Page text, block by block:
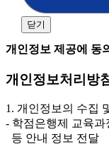
어, 해커스일본어,
원, 해커스경찰, 해
사, 해커스편입 등)
3. 개인정보 보
외하고는 회원
원이거나 상담
소비자 불만 또
닫기
개인정보 제공에 동
개인정보처리방
1. 개인정보의 수집
- 학점은행제 교육과
등 안내 정보 전달